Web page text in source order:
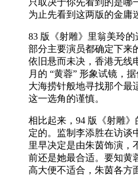
为止先看到这两版的金庸
83 版《射雕》里翁美玲
部分主要演员都确定下来
依旧悬而未决，香港无线
月的 “黄蓉” 形象试镜，
大海捞针般地寻找那个最
这一选角的谨慎。
相比起来，94 版《射雕》
定的。监制李添胜在访谈
里早决定是由朱茵饰演，
前还是她最合适。要知黄
高大便不适合，朱茵各方